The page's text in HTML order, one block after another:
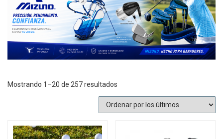
Mostrando 1–20 de 257 resultados
los
últimos